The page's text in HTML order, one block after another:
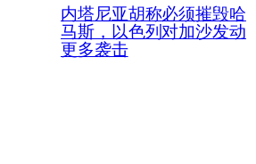
内塔尼亚胡称必须摧毁哈
马斯，以色列对加沙发动
更多袭击